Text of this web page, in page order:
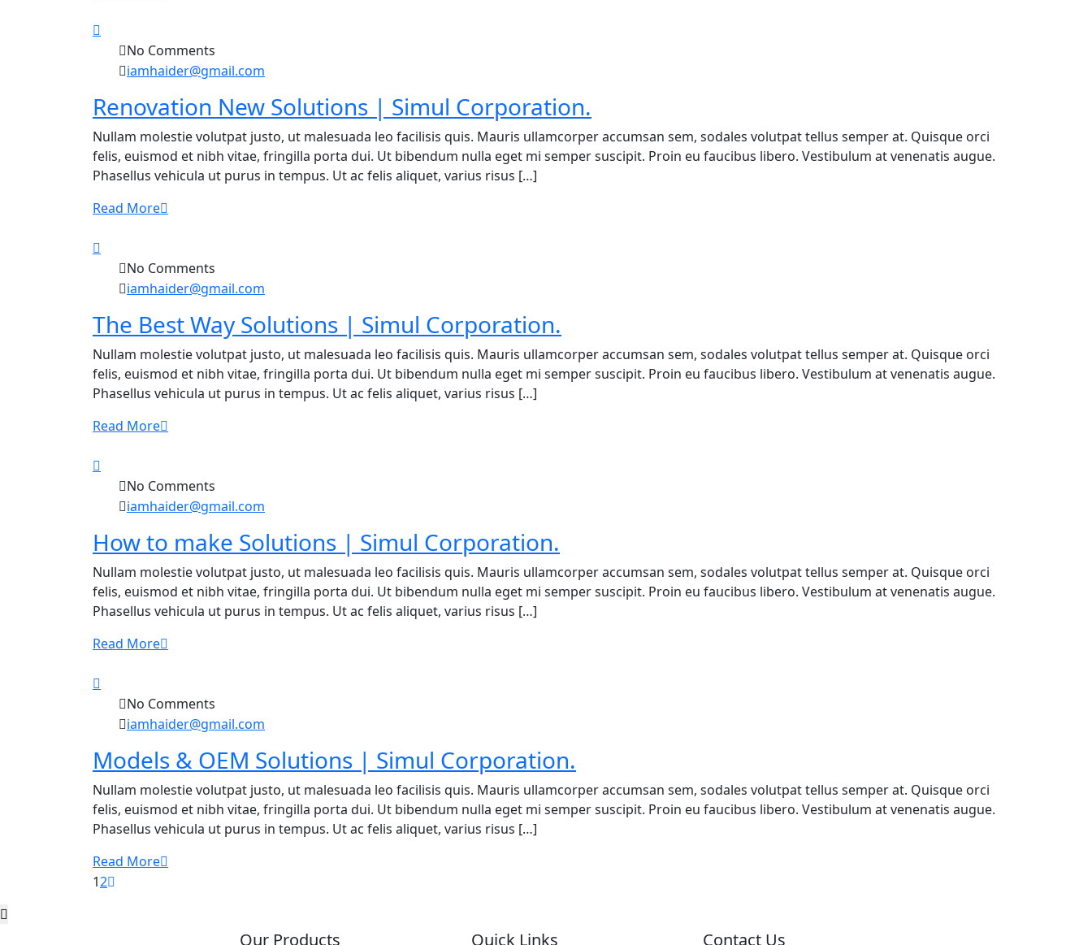
No Comments
iamhaider@gmail.com
Renovation New Solutions | Simul Corporation.
Nullam molestie volutpat justo, ut malesuada leo facilisis quis. Mauris ullamcorper accumsan sem, sodales volutpat tellus semper at. Quisque orci
felis, euismod et nibh vitae, fringilla porta dui. Ut bibendum nulla eget mi semper suscipit. Proin eu faucibus libero. Vestibulum at venenatis augue.
Phasellus vehicula ut purus in tempus. Ut ac felis aliquet, varius risus […]
Read More
No Comments
iamhaider@gmail.com
The Best Way Solutions | Simul Corporation.
Nullam molestie volutpat justo, ut malesuada leo facilisis quis. Mauris ullamcorper accumsan sem, sodales volutpat tellus semper at. Quisque orci
felis, euismod et nibh vitae, fringilla porta dui. Ut bibendum nulla eget mi semper suscipit. Proin eu faucibus libero. Vestibulum at venenatis augue.
Phasellus vehicula ut purus in tempus. Ut ac felis aliquet, varius risus […]
Read More
No Comments
iamhaider@gmail.com
How to make Solutions | Simul Corporation.
Nullam molestie volutpat justo, ut malesuada leo facilisis quis. Mauris ullamcorper accumsan sem, sodales volutpat tellus semper at. Quisque orci
felis, euismod et nibh vitae, fringilla porta dui. Ut bibendum nulla eget mi semper suscipit. Proin eu faucibus libero. Vestibulum at venenatis augue.
Phasellus vehicula ut purus in tempus. Ut ac felis aliquet, varius risus […]
Read More
No Comments
iamhaider@gmail.com
Models & OEM Solutions | Simul Corporation.
Nullam molestie volutpat justo, ut malesuada leo facilisis quis. Mauris ullamcorper accumsan sem, sodales volutpat tellus semper at. Quisque orci
felis, euismod et nibh vitae, fringilla porta dui. Ut bibendum nulla eget mi semper suscipit. Proin eu faucibus libero. Vestibulum at venenatis augue.
Phasellus vehicula ut purus in tempus. Ut ac felis aliquet, varius risus […]
Read More
12
Our Products Quick Links Contact Us